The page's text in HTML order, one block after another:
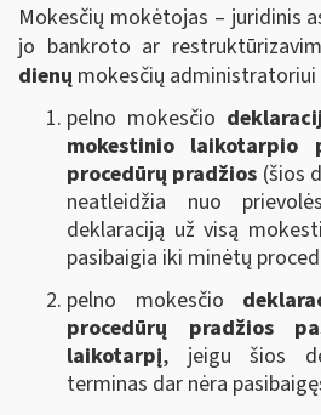
Mokesčių mokėtojas – juridinis
jo bankroto ar
dienų mokesčių
pelno mokesčio
mokestinio laikotarpio
procedūrų pradžios (šios
neatleidžia nuo
deklaraciją už visą
pasibaigia iki minėtų
pelno mokesčio
procedūrų pradžios
laikotarpį, jeigu šios
terminas dar nėra